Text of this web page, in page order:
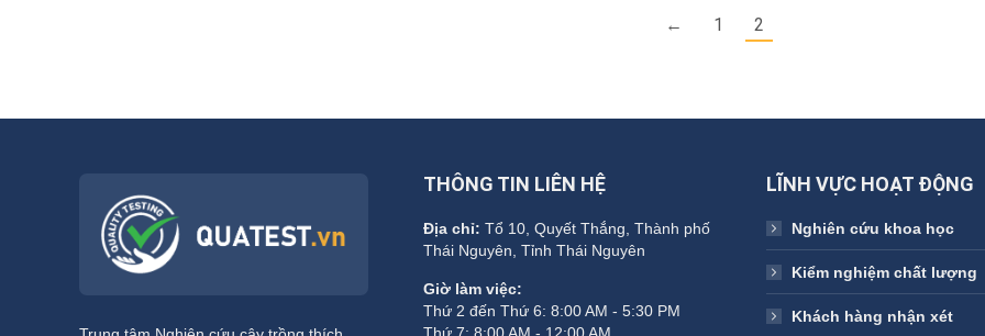
← 1 2
THÔNG TIN LIÊN HỆ
Địa chỉ: Tổ 10, Quyết Thắng, Thành phố
Thái Nguyên, Tỉnh Thái Nguyên
Giờ làm việc:
Thứ 2 đến Thứ 6: 8:00 AM - 5:30 PM
LĨNH VỰC HOẠT ĐỘNG
Nghiên cứu khoa học
Kiểm nghiệm chất lượng
Khách hàng nhận xét